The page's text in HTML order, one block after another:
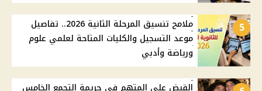
5
ملامح تنسيق المرحلة الثانية 2026.. تفاصيل
موعد التسجيل والكليات المتاحة لعلمي علوم
ورياضة وأدبي
القبض على المتهم في جريمة التجمع الخامس